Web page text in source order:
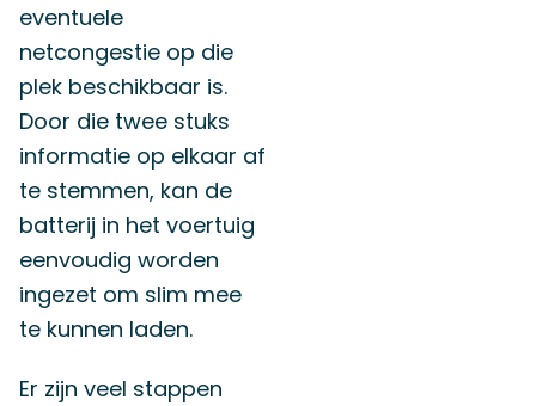
eventuele
netcongestie op die
plek beschikbaar is.
Door die twee stuks
informatie op elkaar af
te stemmen, kan de
batterij in het voertuig
eenvoudig worden
ingezet om slim mee
te kunnen laden.
Er zijn veel stappen